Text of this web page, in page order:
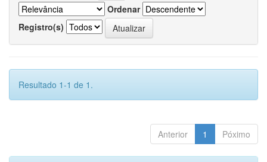
Ordenar
Registro(s)
Resultado 1-1 de 1.
Anterior 1 Póximo